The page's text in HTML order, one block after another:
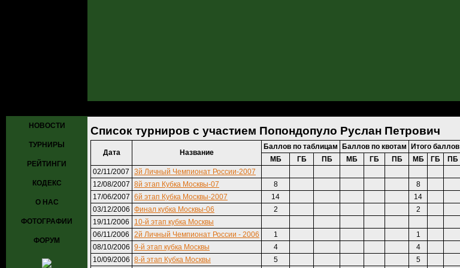
НОВОСТИ
ТУРНИРЫ
РЕЙТИНГИ
КОДЕКС
О НАС
ФОТОГРАФИИ
ФОРУМ
Список турниров с участием Попондопуло Руслан Петрович
Дата Название
Баллов по таблицам Баллов по квотам
Итого баллов
МБ
ГБ ПБ МБ ГБ ПБ МБ ГБ
ПБ
02/11/2007
3й Личный Чемпионат России-2007
12/08/2007 8й этап Кубка Москвы-07 8
8
17/06/2007 6й этап Кубка Москвы-2007 14
14
03/12/2006 Финал кубка Москвы-06 2
2
19/11/2006
10-й этап кубка Москвы
06/11/2006
2й Личный Чемпионат России - 2006 1
1
08/10/2006 9-й этап кубка Москвы 4
4
10/09/2006 8-й этап Кубка Москвы 5
5